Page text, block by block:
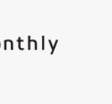
スの保
びサービ
履歴に関